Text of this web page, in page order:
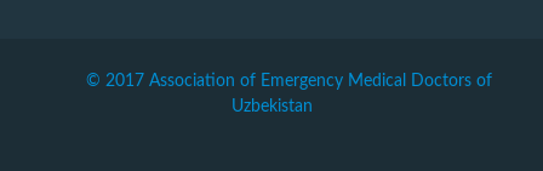
© 2017 Association of Emergency Medical Doctors of
Uzbekistan